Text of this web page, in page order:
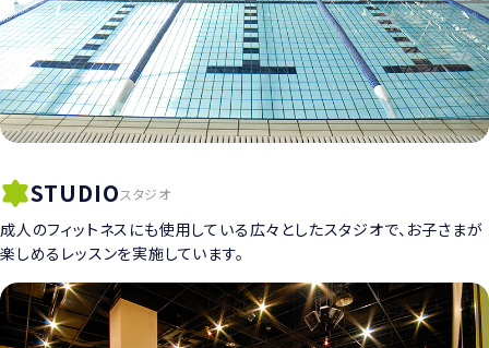
STUDIOスタジオ
成人のフィットネスにも使用している広々としたスタジオで、お子さまが
楽しめるレッスンを実施しています。